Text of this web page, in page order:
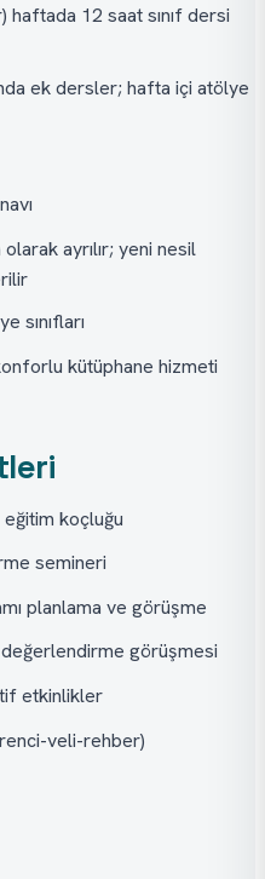
12 saat sınıf dersi
ek dersler; hafta içi atölye
ayrılır; yeni nesil
sınıfları
kütüphane hizmeti
koçluğu
semineri
planlama ve görüşme
görüşmesi
etkinlikler
veli-rehber)